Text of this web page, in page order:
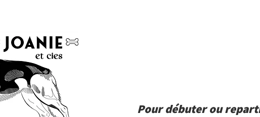
Pour débuter ou